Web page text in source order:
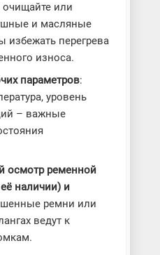
или
и масляные
избежать перегрева
износа.
параметров:
уровень
– важные
осмотр ременной
наличии) и
ремни или
ведут к